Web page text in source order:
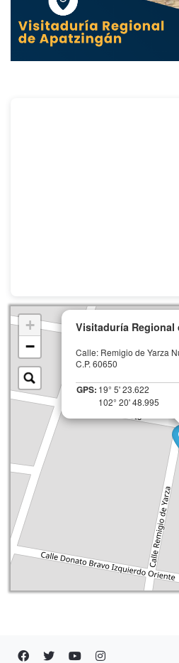
Visitaduría Regional
Calle: Remigio de Yarza
C.P. 60650
GPS: 19° 5' 23.622
102° 20' 48.995
+
−